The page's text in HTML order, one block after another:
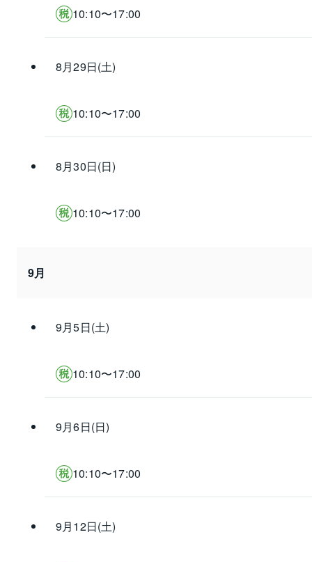
10:10〜17:00
8月29日(土)
10:10〜17:00
8月30日(日)
10:10〜17:00
9月
9月5日(土)
10:10〜17:00
9月6日(日)
10:10〜17:00
9月12日(土)